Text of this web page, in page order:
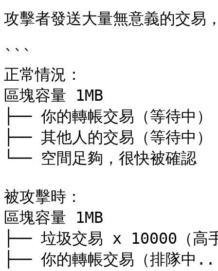
攻擊者發送大量無意義的交易
```
正常情況：
區塊容量 1MB
├── 你的轉帳交易（等待中）
├── 其他人的交易（等待中）
└── 空間足夠，很快被確認
被攻擊時：
區塊容量 1MB
├── 垃圾交易 x 10000（高
├── 你的轉帳交易（排隊中